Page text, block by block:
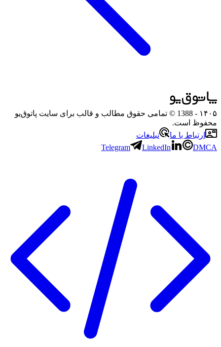
۱۴۰۵
- 1388 © تمامی حقوق مطالب و قالب برای سایت پاتوق‌یو
محفوظ است.
ارتباط با ما
تبلیغات
Telegram
LinkedIn DMCA